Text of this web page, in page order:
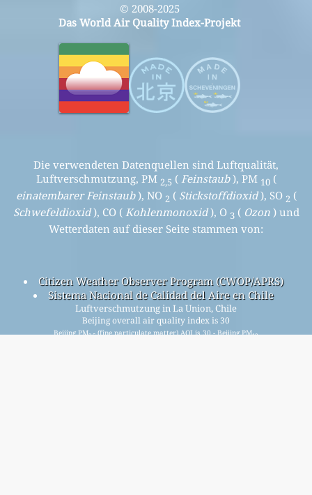
© 2008-2025
Das World Air Quality Index-Projekt
Die verwendeten Datenquellen sind Luftqualität,
Luftverschmutzung, PM 2,5 ( Feinstaub), PM 10(
einatembarer Feinstaub), NO 2 ( Stickstoffdioxid), SO 2 (
Schwefeldioxid), CO ( Kohlenmonoxid), O 3 ( Ozon) und
Wetterdaten auf dieser Seite stammen von:
Citizen Weather Observer Program (CWOP/APRS)
Sistema Nacional de Calidad del Aire en Chile
Luftverschmutzung in La Union, Chile
Beijing overall air quality index is 30
Beijing PM2.5(fine particulate matter) AQI is 30 - Beijing PM10